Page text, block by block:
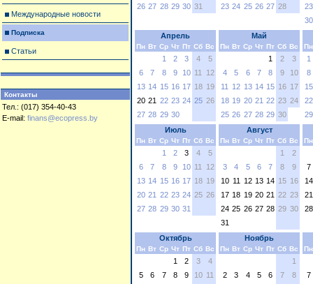
Международные новости
Подписка
Статьи
Контакты
Тел.: (017) 354-40-43
E-mail: finans@ecopress.by
26 27 28 29 30 31
23 24 25 26 27 28
23
30
Апрель
Пн Вт Ср Чт Пт Сб Вс
1 2 3 4
5
6
7 8 9 10 11
12
13 14 15 16 17 18 19
20 21 22 23 24 25 26
27 28 29 30
Май
Пн Вт Ср Чт Пт Сб Вс
1 2
3
4
5 6 7 8 9
10
11
12 13 14 15 16 17
18 19 20 21 22 23 24
25 26 27 28 29 30
Пн
1
8
15
22
29
Июль
Пн Вт Ср Чт Пт Сб Вс
1 2 3 4
5
6
7 8 9 10 11
12
13 14 15 16 17 18 19
20 21 22 23 24 25 26
27 28 29 30 31
Август
Пн Вт Ср Чт Пт Сб Вс
1
2
3
4 5 6 7 8
9
10 11 12 13 14 15 16
17 18 19 20 21 22 23
24 25 26 27 28 29 30
31
Пн
7
14
21
28
Октябрь
Пн Вт Ср Чт Пт Сб Вс
1 2 3
4
5
6 7 8 9 10 11
Ноябрь
Пн Вт Ср Чт Пт Сб Вс
1
2
3 4 5 6 7
8
Пн
7